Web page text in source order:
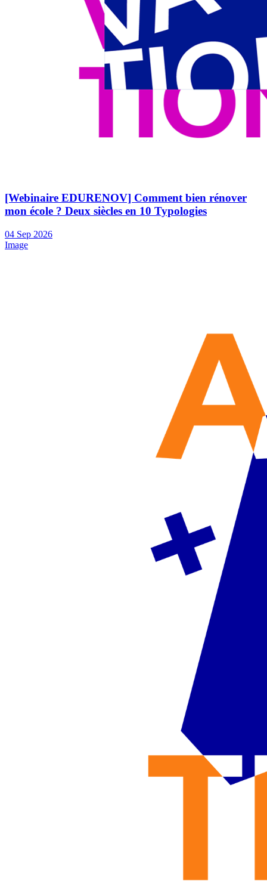
[Webinaire EDURENOV] Comment bien rénover
mon école ? Deux siècles en 10 Typologies
04 Sep 2026
Image